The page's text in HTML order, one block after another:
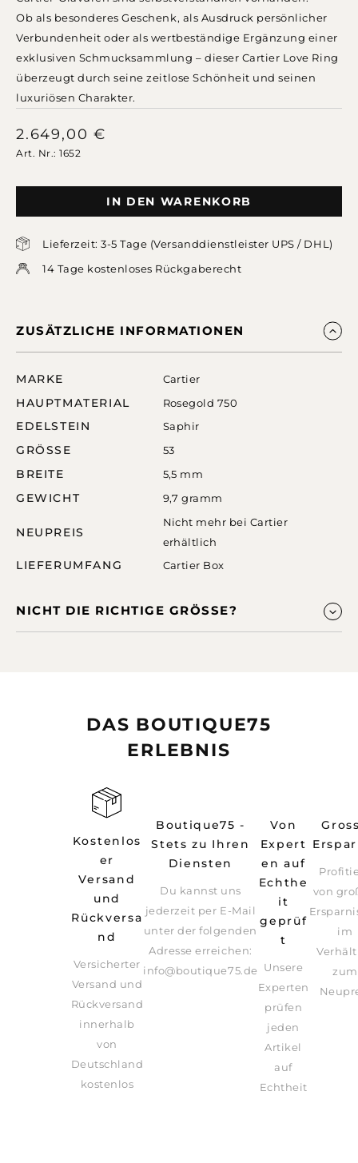
Ob als besonderes Geschenk, als Ausdruck persönlicher
Verbundenheit oder als wertbeständige Ergänzung einer
exklusiven Schmucksammlung – dieser Cartier Love Ring
überzeugt durch seine zeitlose Schönheit und seinen
luxuriösen Charakter.
2.649,00€
Art. Nr.: 1652
IN DEN WARENKORB
Lieferzeit: 3-5 Tage (Versanddienstleister UPS / DHL)
14 Tage kostenloses Rückgaberecht
ZUSÄTZLICHE INFORMATIONEN
MARKE Cartier
HAUPTMATERIAL Rosegold 750
EDELSTEIN Saphir
GRÖSSE 53
BREITE 5,5 mm
GEWICHT 9,7 gramm
NEUPREIS
Nicht mehr bei Cartier
erhältlich
LIEFERUMFANG Cartier Box
NICHT DIE RICHTIGE GRÖSSE?
DAS BOUTIQUE75
ERLEBNIS
Kostenlos
er
Versand
und
Rückversa
nd
Versicherter
Versand und
Rückversand
innerhalb
von
Deutschland
kostenlos
Boutique75 -
Stets zu Ihren
Diensten
Du kannst uns
jederzeit per E-Mail
unter der folgenden
Adresse erreichen:
info@boutique75.de
Von
Expert
en auf
Echthe
it
geprüf
t
Unsere
Experten
prüfen
jeden
Artikel
auf
Echtheit
von
im
zum